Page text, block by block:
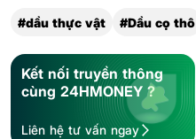
#dầu thực vật #Dầu cọ thô
Kết nối truyền thông
cùng 24HMONEY ?
Liên hệ tư vấn ngay